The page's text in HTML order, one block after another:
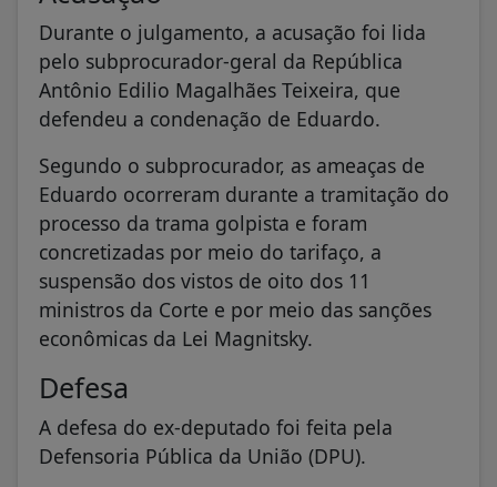
Durante o julgamento, a acusação foi lida
pelo subprocurador-geral da República
Antônio Edilio Magalhães Teixeira, que
defendeu a condenação de Eduardo.
Segundo o subprocurador, as ameaças de
Eduardo ocorreram durante a tramitação do
processo da trama golpista e foram
concretizadas por meio do tarifaço, a
suspensão dos vistos de oito dos 11
ministros da Corte e por meio das sanções
econômicas da Lei Magnitsky.
Defesa
A defesa do ex-deputado foi feita pela
Defensoria Pública da União (DPU).